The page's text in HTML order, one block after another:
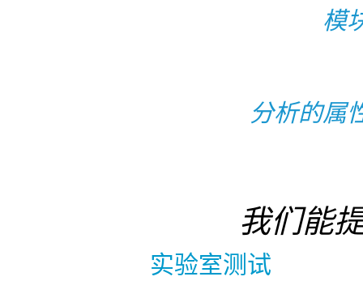
模
分析的属
我们能
实验室测试